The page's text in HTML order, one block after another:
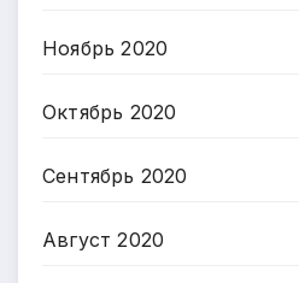
Ноябрь 2020
Октябрь 2020
Сентябрь 2020
Август 2020